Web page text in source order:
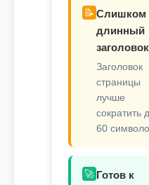
📝 Слишком
длинный
заголовок
Заголовок
страницы
лучше
сократить
60
🚀 Готов к